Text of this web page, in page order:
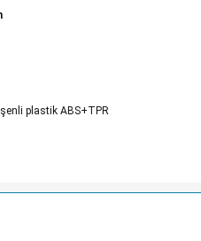
plastik ABS+TPR